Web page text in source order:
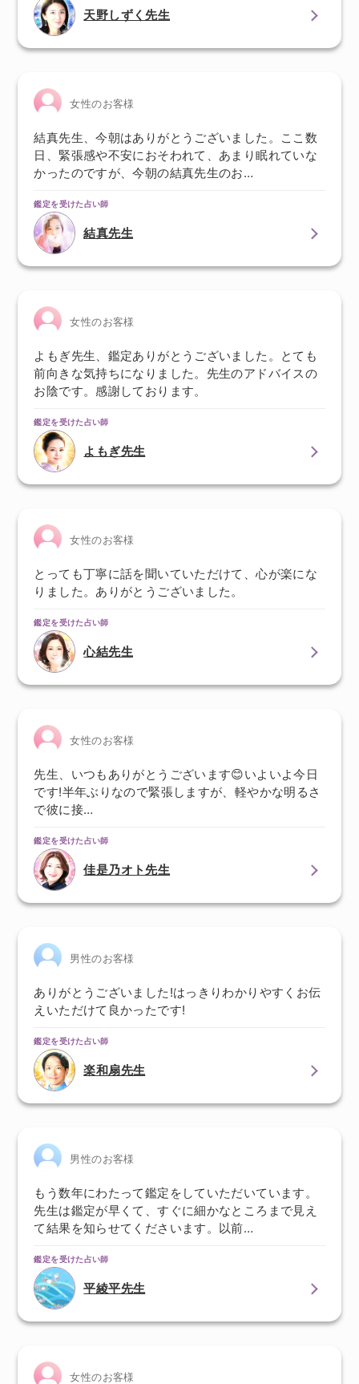
天野しずく先生
女性のお客様
結真先生、今朝はありがとうございました。ここ数
日、緊張感や不安におそわれて、あまり眠れていな
かったのですが、今朝の結真先生のお…
鑑定を受けた占い師
結真先生
女性のお客様
よもぎ先生、鑑定ありがとうございました。とても
前向きな気持ちになりました。先生のアドバイスの
お陰です。感謝しております。
鑑定を受けた占い師
よもぎ先生
女性のお客様
とっても丁寧に話を聞いていただけて、心が楽にな
りました。ありがとうございました。
鑑定を受けた占い師
心結先生
女性のお客様
先生、いつもありがとうございます😊いよいよ今日
です!半年ぶりなので緊張しますが、軽やかな明るさ
で彼に接…
鑑定を受けた占い師
佳是乃オト先生
男性のお客様
ありがとうございました!はっきりわかりやすくお伝
えいただけて良かったです!
鑑定を受けた占い師
楽和扇先生
男性のお客様
もう数年にわたって鑑定をしていただいています。
先生は鑑定が早くて、すぐに細かなところまで見え
て結果を知らせてくださいます。以前…
鑑定を受けた占い師
平綾平先生
女性のお客様